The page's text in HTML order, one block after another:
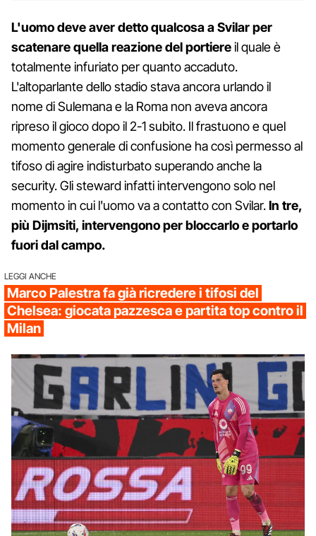
L'uomo deve aver detto qualcosa a Svilar per
scatenare quella reazione del portiereil quale è
totalmente infuriato per quanto accaduto.
L'altoparlante dello stadio stava ancora urlando il
nome di Sulemana e la Roma non aveva ancora
ripreso il gioco dopo il 2-1 subito. Il frastuono e quel
momento generale di confusione ha così permesso al
tifoso di agire indisturbato superando anche la
security. Gli steward infatti intervengono solo nel
momento in cui l'uomo va a contatto con Svilar.In tre,
più Dijmsiti, intervengono per bloccarlo e portarlo
fuori dal campo.
LEGGI ANCHE
Marco Palestra fa già ricredere i tifosi del
Chelsea: giocata pazzesca e partita top contro il
Milan